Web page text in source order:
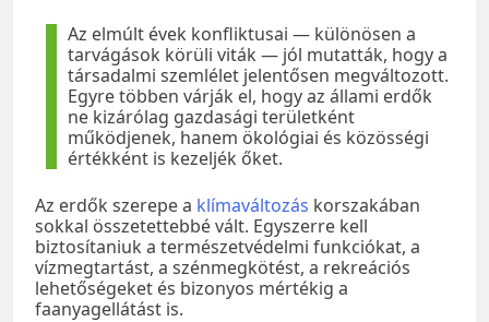
Az elmúlt évek konfliktusai — különösen a
tarvágások körüli viták — jól mutatták, hogy a
társadalmi szemlélet jelentősen megváltozott.
Egyre többen várják el, hogy az állami erdők
ne kizárólag gazdasági területként
működjenek, hanem ökológiai és közösségi
értékként is kezeljék őket.
Az erdők szerepe a klímaváltozás korszakában
sokkal összetettebbé vált. Egyszerre kell
biztosítaniuk a természetvédelmi funkciókat, a
vízmegtartást, a szénmegkötést, a rekreációs
lehetőségeket és bizonyos mértékig a
faanyagellátást is.